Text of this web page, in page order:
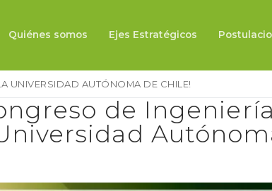
Quiénes somos Ejes Estratégicos
UNIVERSIDAD AUTÓNOMA DE CHILE!
de Ingeniería